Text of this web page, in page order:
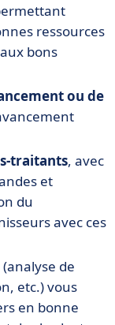
ressources
bons
ou de
traitants, avec
et
du
avec ces
(analyse de
etc.) vous
en bonne